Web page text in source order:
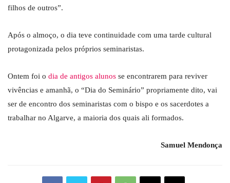
filhos de outros”.
Após o almoço, o dia teve continuidade com uma tarde cultural
protagonizada pelos próprios seminaristas.
Ontem foi o dia de antigos alunos se encontrarem para reviver
vivências e amanhã, o “Dia do Seminário” propriamente dito, vai
ser de encontro dos seminaristas com o bispo e os sacerdotes a
trabalhar no Algarve, a maioria dos quais ali formados.
Samuel Mendonça